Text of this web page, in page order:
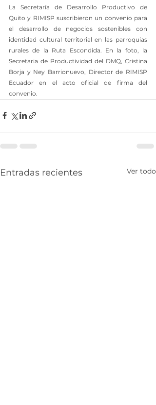
La Secretaría de Desarrollo Productivo de
Quito y RIMISP suscribieron un convenio para
el desarrollo de negocios sostenibles con
identidad cultural territorial en las parroquias
rurales de la Ruta Escondida. En la foto, la
Secretaria de Productividad del DMQ, Cristina
Borja y Ney Barrionuevo, Director de RIMISP
Ecuador en el acto oficial de firma del
convenio.
Entradas recientes Ver todo